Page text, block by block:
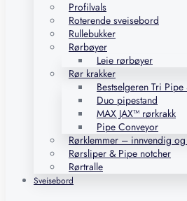
Profilvals
Roterende sveisebord
Rullebukker
Rørbøyer
Leie rørbøyer
Rør krakker
Bestselgeren Tri
Duo pipestand
MAX JAX™ rørkrakk
Pipe Conveyor
Rørklemmer – innvendig
Rørsliper & Pipe notcher
Rørtralle
Sveisebord